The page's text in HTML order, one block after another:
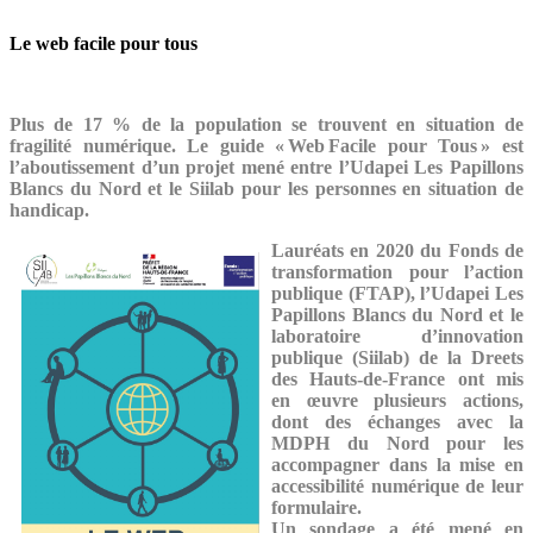
Le web facile pour tous
Plus de 17 % de la population se trouvent en situation de
fragilité numérique. Le guide « Web Facile pour Tous » est
l’aboutissement d’un projet mené entre l’Udapei Les Papillons
Blancs du Nord et le Siilab pour les personnes en situation de
handicap.
Lauréats en 2020 du Fonds de
transformation pour l’action
publique (FTAP), l’Udapei Les
Papillons Blancs du Nord et le
laboratoire d’innovation
publique (Siilab) de la Dreets
des Hauts-de-France ont mis
en œuvre plusieurs actions,
dont des échanges avec la
MDPH du Nord pour les
accompagner dans la mise en
accessibilité numérique de leur
formulaire.
Un sondage a été mené en